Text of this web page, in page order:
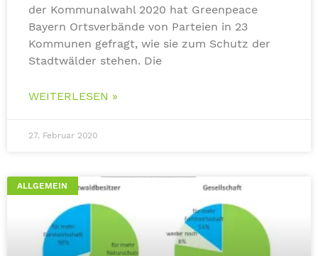
der Kommunalwahl 2020 hat Greenpeace
Bayern Ortsverbände von Parteien in 23
Kommunen gefragt, wie sie zum Schutz der
Stadtwälder stehen. Die
WEITERLESEN »
27. Februar 2020
ALLGEMEIN